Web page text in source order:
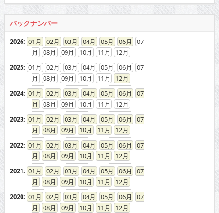
バックナンバー
2026: 01 02 03 04 05 06
07
08
09 10 11
12
2025: 01 02 03 04 05 06
07
08
09 10 11
12
2024: 01 02 03 04 05 06
07
08
09 10 11
12
2023: 01 02 03 04 05 06
07
08
09 10 11
12
2022: 01 02 03 04 05 06
07
08
09 10 11
12
2021: 01 02 03 04 05 06
07
08
09 10 11
12
2020: 01 02 03 04 05 06
07
08
09 10 11
12